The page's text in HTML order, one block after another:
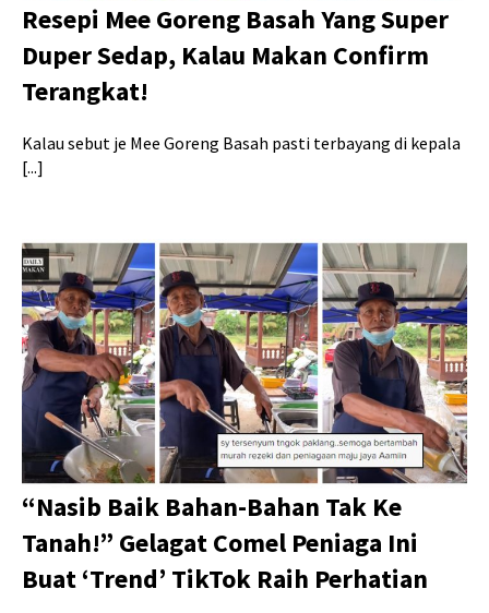
Resepi Mee Goreng Basah Yang Super
Duper Sedap, Kalau Makan Confirm
Terangkat!
Kalau sebut je Mee Goreng Basah pasti terbayang di kepala
[...]
“Nasib Baik Bahan-Bahan Tak Ke
Tanah!” Gelagat Comel Peniaga Ini
Buat ‘Trend’ TikTok Raih Perhatian